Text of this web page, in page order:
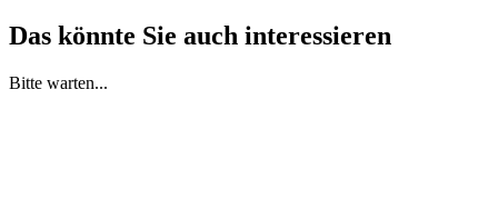
Das könnte Sie auch interessieren
Bitte warten...